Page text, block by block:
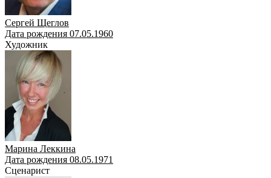
Сергей Щеглов
Дата рождения 07.05.1960
Художник
Марина Леккина
Дата рождения 08.05.1971
Сценарист